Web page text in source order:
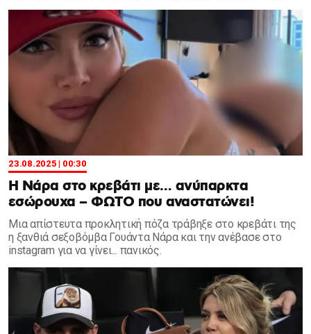
23.08.2025 | 00:30
Η Νάρα στο κρεβάτι με… ανύπαρκτα
εσώρουχα – ΦΩΤΟ που αναστατώνει!
Μια απίστευτα προκλητική πόζα τράβηξε στο κρεβάτι της
η ξανθιά σεξοβόμβα Γουάντα Νάρα και την ανέβασε στο
instagram για να γίνει... πανικός.